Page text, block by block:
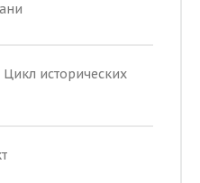
исторических